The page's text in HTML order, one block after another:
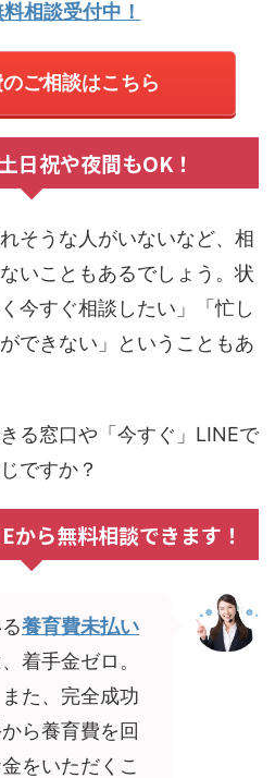
相談受付中！
ご相談はこちら
日祝や夜間もOK！
そうな人がいないなど、相
いこともあるでしょう。状
今すぐ相談したい」「忙し
できない」ということもあ
る窓口や「今すぐ」LINEで
ですか？
から無料相談できます！
養育費未払い
着手金ゼロ。
た、完全成功
ら養育費を回
をいただくこ